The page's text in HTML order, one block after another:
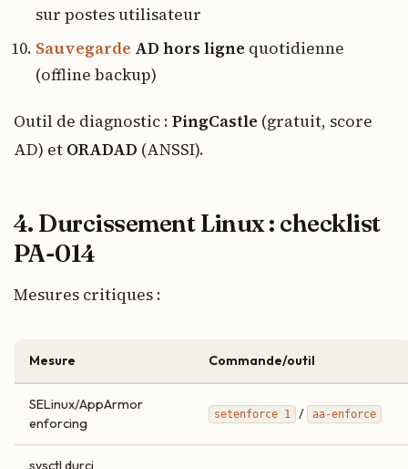
sur postes utilisateur
Sauvegarde AD hors ligne quotidienne
(offline backup)
Outil de diagnostic : PingCastle (gratuit, score
AD) et ORADAD (ANSSI).
4. Durcissement Linux : checklist
PA-014
Mesures critiques :
Mesure Commande/outil
SELinux/AppArmor
enforcing
setenforce 1 / aa-enforce
sysctl durci